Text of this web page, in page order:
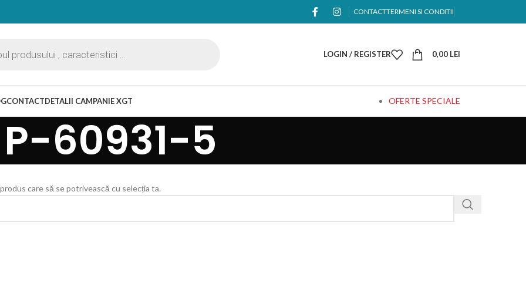
CONTACTTERMENI SI CONDITII
LOGIN / REGISTER 0,00 LEI
CONTACTDETALII CAMPANIE XGT OFERTE SPECIALE
P-60931-5
care să se potrivească cu selecția ta.